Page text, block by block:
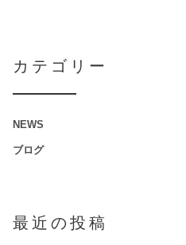
カテゴリー
NEWS
ブログ
最近の投稿